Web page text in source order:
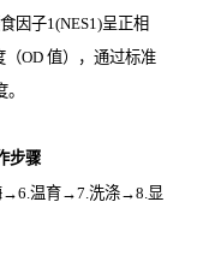
因子1(NES1)呈正相
（OD 值），通过标准
步骤
温育→7.洗涤→8.显